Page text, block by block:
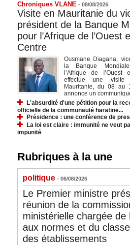
Chroniques VLANE - 08/08/2026
Visite en Mauritanie du
président de la Banque
pour l’Afrique de l’Ouest
Centre
Ousmane Diagana,
la Banque
l’Afrique de l’Ouest
effectue une visite
Mauritanie, du 08 au
annonce un
L'absurdité d'une pétition pour la
officielle de la communauté haratine...
Présidence : une conférence de
La loi est claire : immunité ne veut
impunité
Rubriques à la une
politique - 06/08/2026
Le Premier ministre
réunion de la
ministérielle chargée de
aux normes et du
des établissements